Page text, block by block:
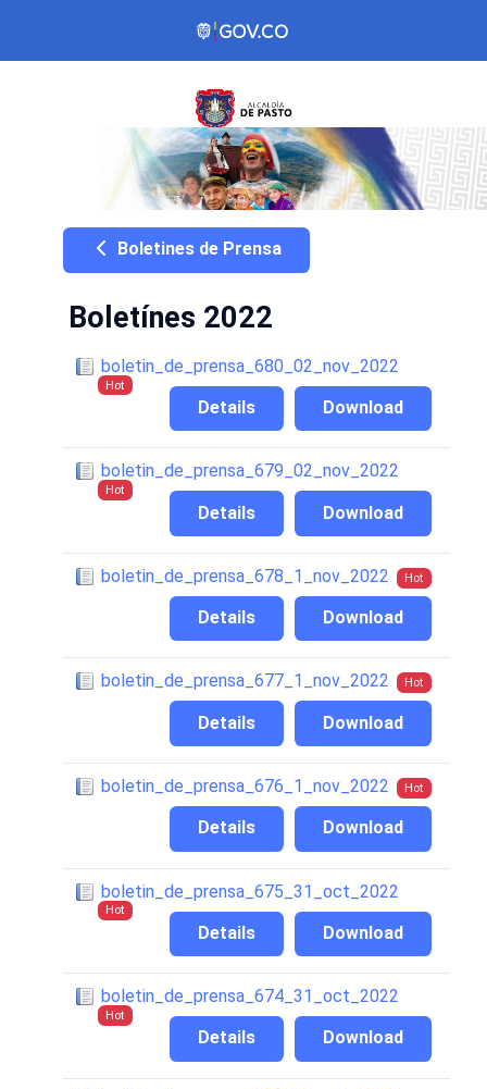
Boletines de Prensa
Boletínes 2022
boletin_de_prensa_680_02_nov_2022
Hot
Download
Details
boletin_de_prensa_679_02_nov_2022
Hot
Download
Details
boletin_de_prensa_678_1_nov_2022 Hot
Download
Details
boletin_de_prensa_677_1_nov_2022 Hot
Download
Details
boletin_de_prensa_676_1_nov_2022 Hot
Download
Details
boletin_de_prensa_675_31_oct_2022
Hot
Download
Details
boletin_de_prensa_674_31_oct_2022
Hot
Download
Details